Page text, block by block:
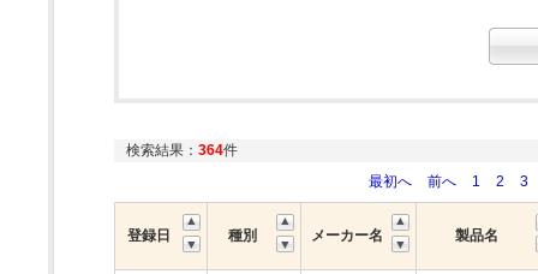
検索結果： 364件
最初へ
前へ 1 2 3
登録日 種別 メーカー名 製品名